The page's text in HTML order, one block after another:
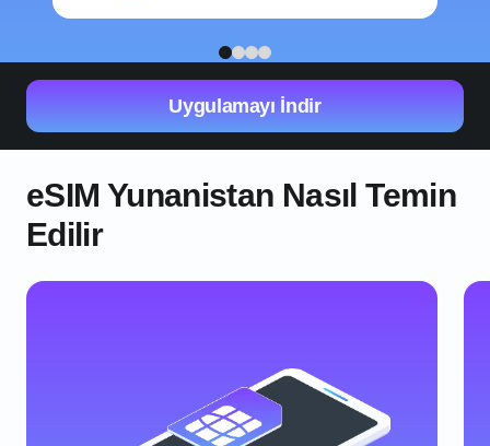
1 2 3 4
Uygulamayı İndir
eSIM Yunanistan Nasıl Temin
Edilir